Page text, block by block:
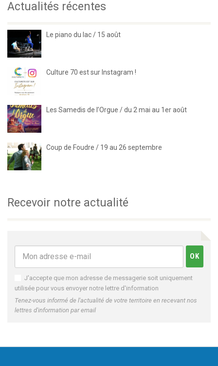
Actualités récentes
Le piano du lac / 15 août
Culture 70 est sur Instagram !
Les Samedis de l’Orgue / du 2 mai au 1er août
Coup de Foudre / 19 au 26 septembre
Recevoir notre actualité
J'accepte que mon adresse de messagerie soit uniquement
utilisée pour vous envoyer notre lettre d'information
Tenez-vous informé de l'actualité de votre territoire en recevant nos
lettres d'information par email